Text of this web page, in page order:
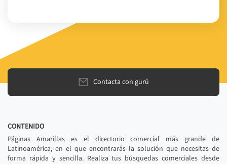
Contacta con gurú
CONTENIDO
Páginas Amarillas es el directorio comercial más grande de
Latinoamérica, en el que encontrarás la solución que necesitas de
forma rápida y sencilla. Realiza tus búsquedas comerciales desde